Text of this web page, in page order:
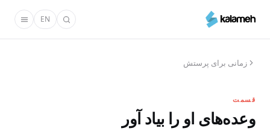
محتوای
EN
زمانی برای پرستش
قسمت
وعده‌های او را بیاد آور